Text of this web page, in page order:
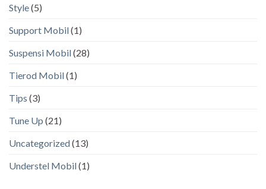
Style(5)
Support Mobil(1)
Suspensi Mobil(28)
Tierod Mobil(1)
Tips (3)
Tune Up (21)
Uncategorized(13)
Understel Mobil(1)